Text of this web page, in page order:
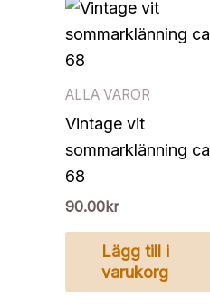
ALLA VAROR
Vintage vit
sommarklänning ca
68
90.00kr
Lägg till i
varukorg